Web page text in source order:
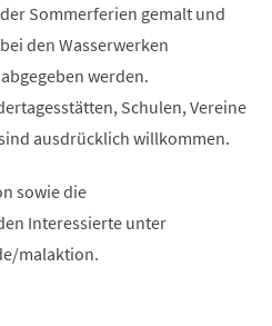
Sommerferien gemalt und
den Wasserwerken
werden.
Schulen, Vereine
ausdrücklich willkommen.
sowie die
Interessierte unter
malaktion.